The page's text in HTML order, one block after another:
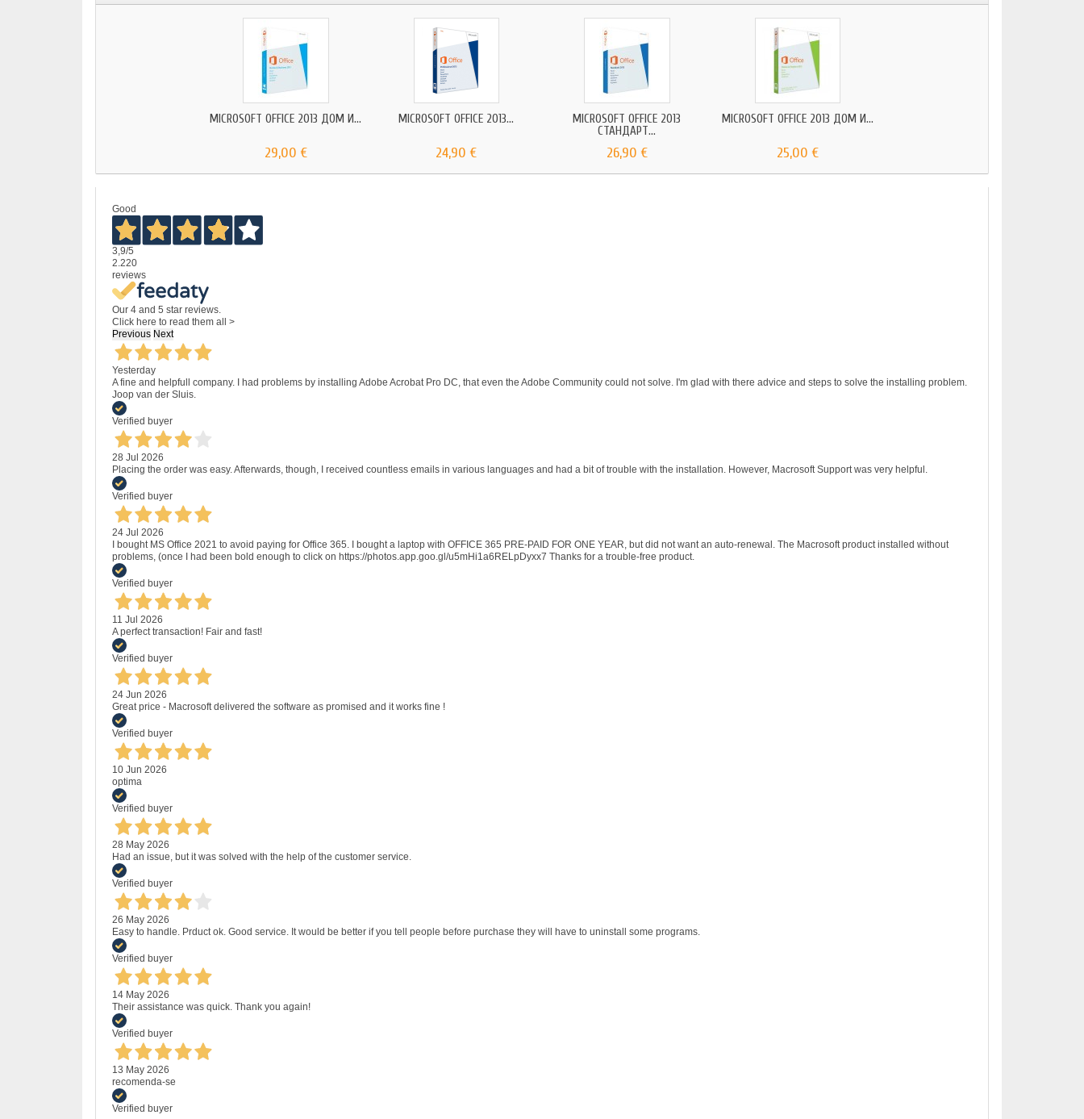
MICROSOFT OFFICE 2013 ДОМ И...
29,00 €
MICROSOFT OFFICE 2013...
24,90 €
MICROSOFT OFFICE 2013
СТАНДАРТ...
26,90 €
MICROSOFT OFFICE 2013 ДОМ И...
25,00 €
Good
3,9/5
2.220
reviews
Our 4 and 5 star reviews.
Click here to read them all >
Previous Next
Yesterday
A fine and helpfull company. I had problems by installing Adobe Acrobat Pro DC, that even the Adobe Community could not solve. I'm glad with there advice and steps to solve the installing problem.
Joop van der Sluis.
Verified buyer
28 Jul 2026
Placing the order was easy. Afterwards, though, I received countless emails in various languages and had a bit of trouble with the installation. However, Macrosoft Support was very helpful.
Verified buyer
24 Jul 2026
I bought MS Office 2021 to avoid paying for Office 365. I bought a laptop with OFFICE 365 PRE-PAID FOR ONE YEAR, but did not want an auto-renewal. The Macrosoft product installed without
problems, (once I had been bold enough to click on https://photos.app.goo.gl/u5mHi1a6RELpDyxx7 Thanks for a trouble-free product.
Verified buyer
11 Jul 2026
A perfect transaction! Fair and fast!
Verified buyer
24 Jun 2026
Great price - Macrosoft delivered the software as promised and it works fine !
Verified buyer
10 Jun 2026
optima
Verified buyer
28 May 2026
Had an issue, but it was solved with the help of the customer service.
Verified buyer
26 May 2026
Easy to handle. Prduct ok. Good service. It would be better if you tell people before purchase they will have to uninstall some programs.
Verified buyer
14 May 2026
Their assistance was quick. Thank you again!
Verified buyer
13 May 2026
recomenda-se
Verified buyer